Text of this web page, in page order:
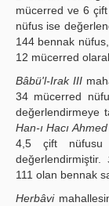
mücerred ve 6 çift
nüfus ise
144 bennak
12 mücerred
Bâbü'l-Irak III
34 mücerred
değerlendirmeye
Han-ı Hacı Ahmed
4,5 çift nüfusu
değerlendirmiştir.
111 olan bennak
Herbâvi